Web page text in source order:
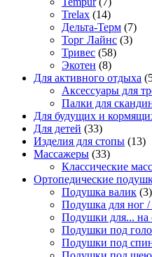
товаров
Trelax 1414
товаров
Дельта-Терм 77
Торг Лайнс 33
Тривес 5858
Экотен 88
товаров
Для активного отдыха
Аксессуары для
Палки для
Для будущих и
Для детей 3333
товара
Изделия для стопы 1313
Массажеры 3333
товара
Классические
Ортопедические
Подушка валик 33
Подушка для ног /
Подушки для... на
Подушки под
Подушки под